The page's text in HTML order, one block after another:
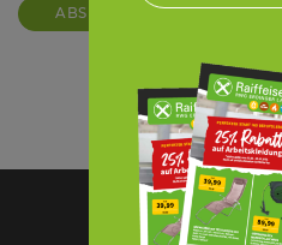
ABSENDEN